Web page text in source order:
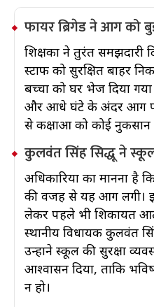
फायर ब्रिगेड ने आग को
शिक्षकों ने तुरंत समझदारी
स्टाफ को सुरक्षित बाहर
बच्चों को घर भेज दिया
और आधे घंटे के अंदर आग
से कक्षाओं को कोई नुकसान
कुलवंत सिंह सिद्धू ने
अधिकारियों का मानना है
की वजह से यह आग लगी।
लेकर पहले भी शिकायतें
स्थानीय विधायक कुलवंत
उन्होंने स्कूल की सुरक्षा
आश्वासन दिया, ताकि
न हो।